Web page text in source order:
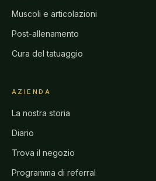
Muscoli e articolazioni
Post-allenamento
Cura del tatuaggio
AZIENDA
La nostra storia
Diario
Trova il negozio
Programma di referral